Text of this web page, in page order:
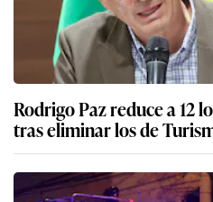
Rodrigo Paz reduce a 12
tras eliminar los de